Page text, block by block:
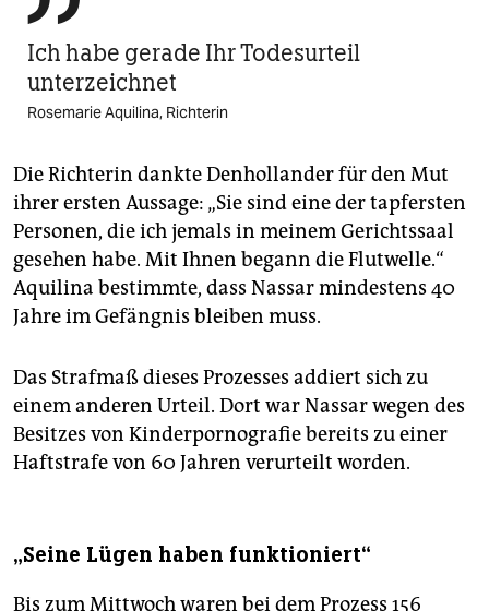
Ich habe gerade Ihr Todesurteil
unterzeichnet
Rosemarie Aquilina, Richterin
Die Richterin dankte Denhollander für den Mut
ihrer ersten Aussage: „Sie sind eine der tapfersten
Personen, die ich jemals in meinem Gerichtssaal
gesehen habe. Mit Ihnen begann die Flutwelle.“
Aquilina bestimmte, dass Nassar mindestens 40
Jahre im Gefängnis bleiben muss.
Das Strafmaß dieses Prozesses addiert sich zu
einem anderen Urteil. Dort war Nassar wegen des
Besitzes von Kinderpornografie bereits zu einer
Haftstrafe von 60 Jahren verurteilt worden.
„Seine Lügen haben funktioniert“
Bis zum Mittwoch waren bei dem Prozess 156